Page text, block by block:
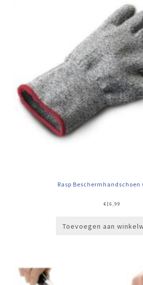
Rasp Beschermhandschoen
€16,99
Toevoegen aan